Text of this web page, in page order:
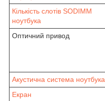
Кількість слотів SODIMM
ноутбука
Оптичний привод
Акустична система ноутбука
Екран